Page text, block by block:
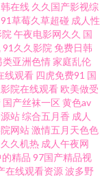
美第1色网 午夜插插
网站色18禁 青娱乐福
国产干逼的 后入小视
A网址 超碰碰福利 国
无码影院 91国模在线
在线 久久国产影视综
91草莓久草超碰 成人性
午夜电影网久久 国
91久久影院 免费日韩
类亚洲色情家庭乱伦
线观看 四虎免费91 国
院在线观看 欧美做受
国产丝袜一区 黄色av
站综合五月香 成人
网站激情五月天色色
久久机热 成人午夜网
精品 97国产精品视
在线观看资源波多野